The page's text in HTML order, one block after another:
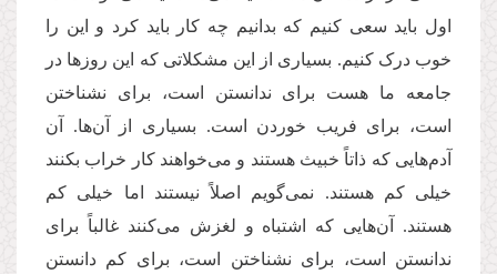
اول باید سعی کنیم که بدانیم چه کار باید کرد و این را
خوب درک کنیم. بسیاری از این مشکلاتی که این روزها در
جامعه ما هست برای ندانستن است، برای نشناختن
است، برای فریب خوردن است. بسیاری از آن‌ها. آن
آدم‌هایی که ذاتاً خبیث هستند و می‌خواهند کار خراب بکنند
خیلی کم هستند. نمی‌گویم اصلاً نیستند اما خیلی کم
هستند. آن‌هایی که اشتباه و لغزش می‌کنند غالباً برای
ندانستن است، برای نشناختن است، برای کم دانستن